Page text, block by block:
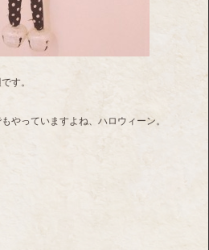
す。
やっていますよね、ハロウィーン。